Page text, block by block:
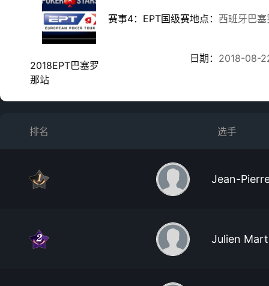
2018EPT巴塞罗
那站
赛事4：EPT国级赛地点： 西班牙巴
日期： 2018-08-
排名 选手
Jean-
Julien